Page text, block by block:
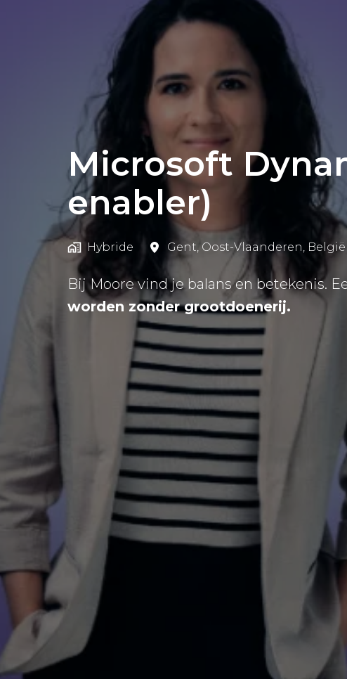
Microsoft
enabler)
Hybride Gent, Oost-Vlaanderen, België
Bij Moore vind je balans en betekenis.
worden zonder grootdoenerij.